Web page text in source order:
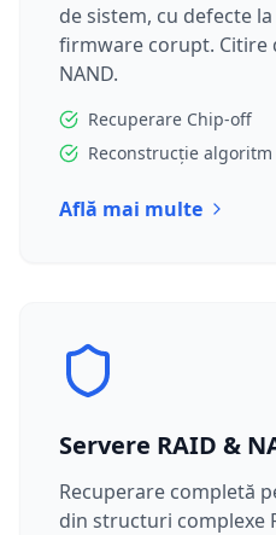
de sistem, cu defecte
firmware corupt. Citire
NAND.
Recuperare Chip-off
Reconstrucție
Află mai multe
Servere RAID &
Recuperare completă
din structuri complexe